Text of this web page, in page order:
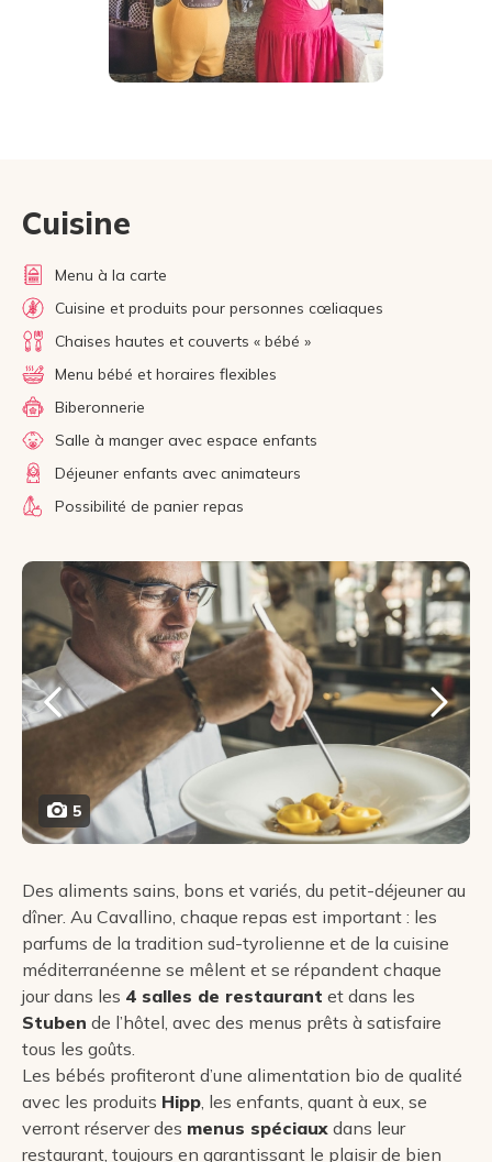
Cuisine
Menu à la carte
Cuisine et produits pour personnes cœliaques
Chaises hautes et couverts « bébé »
Menu bébé et horaires flexibles
Biberonnerie
Salle à manger avec espace enfants
Déjeuner enfants avec animateurs
Possibilité de panier repas
5
Des aliments sains, bons et variés, du petit-déjeuner au
dîner. Au Cavallino, chaque repas est important : les
parfums de la tradition sud-tyrolienne et de la cuisine
méditerranéenne se mêlent et se répandent chaque
jour dans les 4 salles de restaurant et dans les
Stuben de l’hôtel, avec des menus prêts à satisfaire
tous les goûts.
Les bébés profiteront d’une alimentation bio de qualité
avec les produits Hipp, les enfants, quant à eux, se
verront réserver des menus spéciaux dans leur
restaurant, toujours en garantissant le plaisir de bien